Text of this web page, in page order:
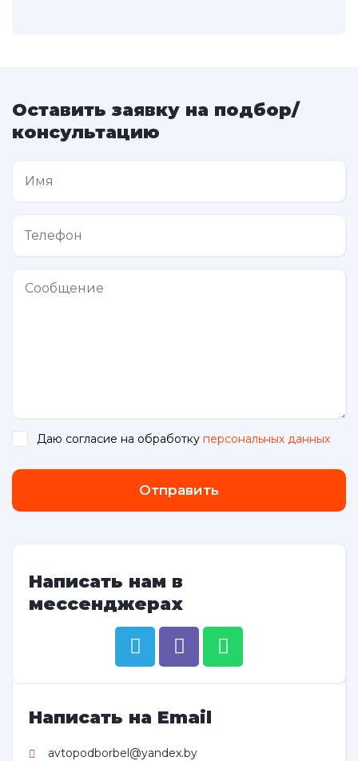
Оставить заявку на подбор/
консультацию
Даю согласие на обработку персональных данных
Отправить
Написать нам в
мессенджерах
Написать на Email
avtopodborbel@yandex.by